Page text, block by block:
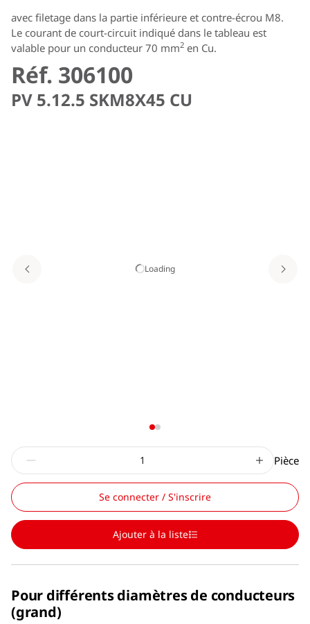
avec filetage dans la partie inférieure et contre-écrou M8.
Le courant de court-circuit indiqué dans le tableau est
valable pour un conducteur 70 mm2 en Cu.
Réf. 306100
PV 5.12.5 SKM8X45 CU
Loading
Pièce
Se connecter / S'inscrire
Ajouter à la liste
Pour différents diamètres de conducteurs
(grand)